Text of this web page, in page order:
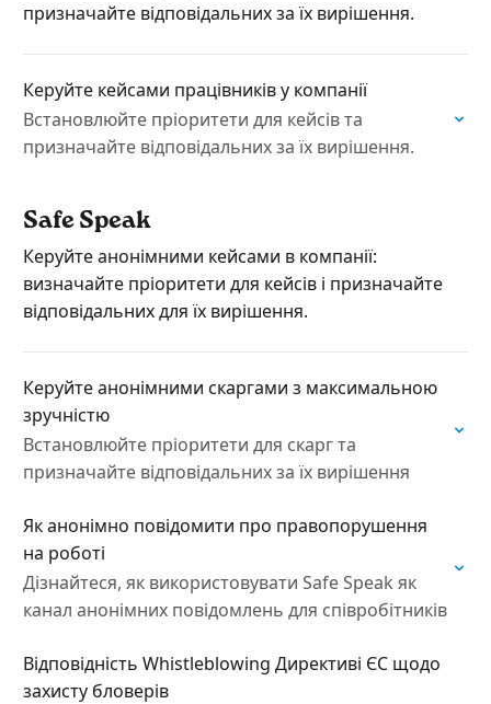
призначайте відповідальних за їх вирішення.
Керуйте кейсами працівників у компанії
Встановлюйте пріоритети для кейсів та
призначайте відповідальних за їх вирішення.
Safe Speak
Керуйте анонімними кейсами в компанії:
визначайте пріоритети для кейсів і призначайте
відповідальних для їх вирішення.
Керуйте анонімними скаргами з максимальною
зручністю
Bстановлюйте пріоритети для скарг та
призначайте відповідальних за їх вирішення
Як анонімно повідомити про правопорушення
на роботі
Дізнайтеся, як використовувати Safe Speak як
канал анонімних повідомлень для співробітників
Відповідність Whistleblowing Директиві ЄС щодо
захисту бловерів